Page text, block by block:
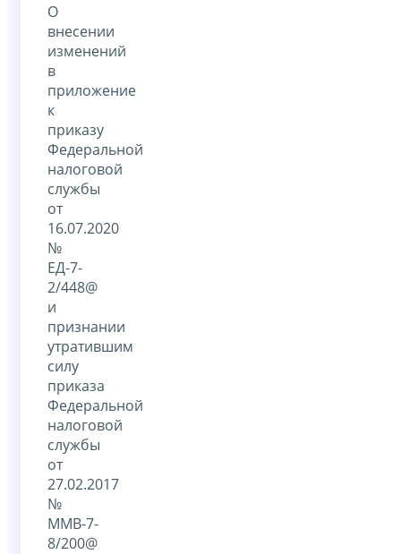
О
внесении
изменений
в
приложение
к
приказу
Федеральной
налоговой
службы
от
16.07.2020
№
ЕД-7-
2/448@
и
признании
утратившим
силу
приказа
Федеральной
налоговой
службы
от
27.02.2017
№
ММВ-7-
8/200@